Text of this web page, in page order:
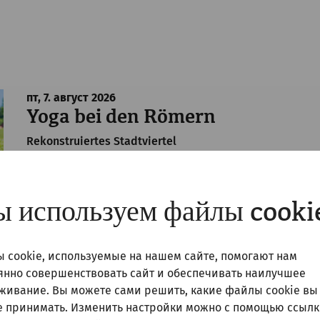
файлы
cookie, используемые на нашем сайте, помогают нам
совершенствовать сайт и обеспечивать наилучшее
Вы можете сами решить, какие файлы cookie вы
принимать. Изменить настройки можно с помощью
пт, 7. август2026
Yoga bei den Römern
Rekonstruiertes Stadtviertel
пт, 7. август
Yoga bei den Römern mit